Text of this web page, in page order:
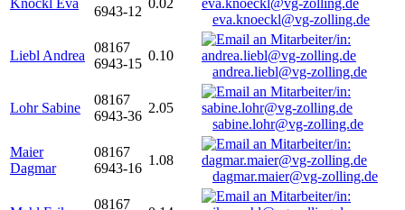
Knöckl Eva
6943-12
0.02
eva.knoeckl@vg-zolling.de
Liebl Andrea
08167
6943-15
0.10
andrea.liebl@vg-zolling.de
Lohr Sabine
08167
6943-36
2.05
sabine.lohr@vg-zolling.de
Maier
Dagmar
08167
6943-16
1.08
dagmar.maier@vg-zolling.de
08167